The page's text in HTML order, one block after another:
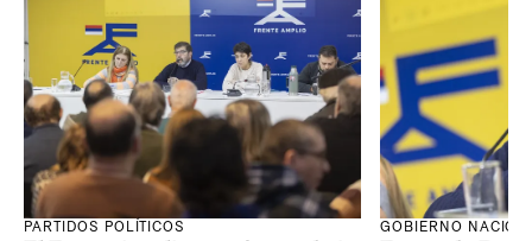
PARTIDOS POLÍTICOS GOBIERNO